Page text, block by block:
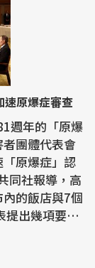
速原爆症審查
週年的「原爆
團體代表會
原爆症」認
的飯店與7個